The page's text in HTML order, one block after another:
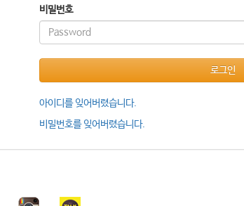
비밀번호
로그인
아이디를 잊어버렸습니다.
비밀번호를 잊어버렸습니다.